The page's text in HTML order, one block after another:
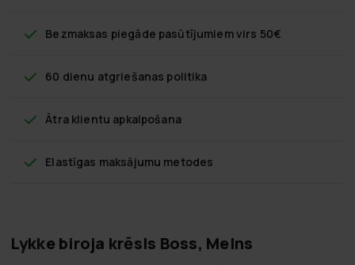
Bezmaksas piegāde pasūtījumiem virs 50€
60 dienu atgriešanas politika
Ātra klientu apkalpošana
Elastīgas maksājumu metodes
Lykke biroja krēsls Boss, Melns